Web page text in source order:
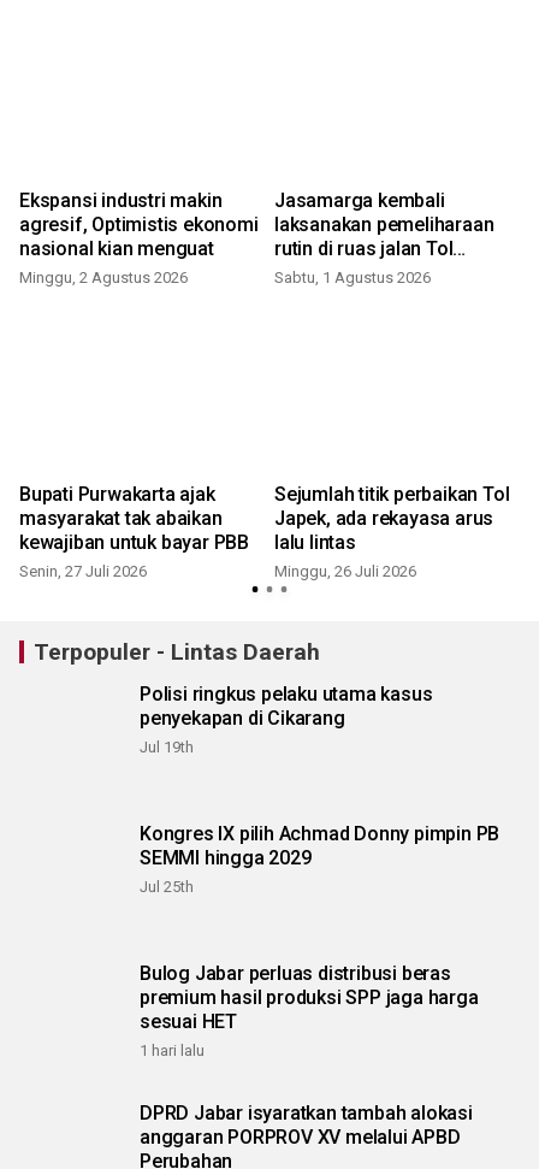
Ekspansi industri makin
agresif, Optimistis ekonomi
nasional kian menguat
Minggu, 2 Agustus 2026
Jasamarga kembali
laksanakan pemeliharaan
rutin di ruas jalan Tol
Jakarta-Cikampek
Sabtu, 1 Agustus 2026
Bupati Purwakarta ajak
masyarakat tak abaikan
kewajiban untuk bayar PBB
Senin, 27 Juli 2026
Sejumlah titik perbaikan Tol
Japek, ada rekayasa arus
lalu lintas
Minggu, 26 Juli 2026
Terpopuler - Lintas Daerah
Polisi ringkus pelaku utama kasus
penyekapan di Cikarang
Jul 19th
Kongres IX pilih Achmad Donny pimpin PB
SEMMI hingga 2029
Jul 25th
Bulog Jabar perluas distribusi beras
premium hasil produksi SPP jaga harga
sesuai HET
1 hari lalu
DPRD Jabar isyaratkan tambah alokasi
anggaran PORPROV XV melalui APBD
Perubahan